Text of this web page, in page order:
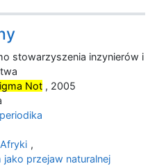
stowarzyszenia inzynierów i
Not , 2005
,
przejaw naturalnej